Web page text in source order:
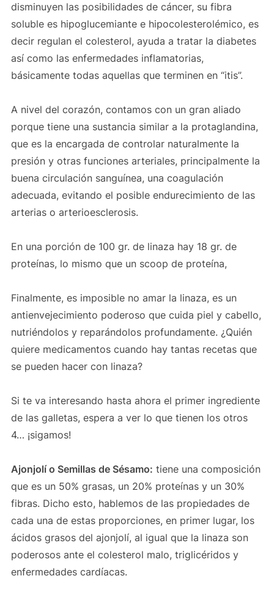
disminuyen las posibilidades de cáncer, su fibra
soluble es hipoglucemiante e hipocolesterolémico, es
decir regulan el colesterol, ayuda a tratar la diabetes
así como las enfermedades inflamatorias,
básicamente todas aquellas que terminen en “itis”.
A nivel del corazón, contamos con un gran aliado
porque tiene una sustancia similar a la protaglandina,
que es la encargada de controlar naturalmente la
presión y otras funciones arteriales, principalmente la
buena circulación sanguínea, una coagulación
adecuada, evitando el posible endurecimiento de las
arterias o arterioesclerosis.
En una porción de 100 gr. de linaza hay 18 gr. de
proteínas, lo mismo que un scoop de proteína,
Finalmente, es imposible no amar la linaza, es un
antienvejecimiento poderoso que cuida piel y cabello,
nutriéndolos y reparándolos profundamente. ¿Quién
quiere medicamentos cuando hay tantas recetas que
se pueden hacer con linaza?
Si te va interesando hasta ahora el primer ingrediente
de las galletas, espera a ver lo que tienen los otros
4… ¡sigamos!
Ajonjolí o Semillas de Sésamo: tiene una composición
que es un 50% grasas, un 20% proteínas y un 30%
fibras. Dicho esto, hablemos de las propiedades de
cada una de estas proporciones, en primer lugar, los
ácidos grasos del ajonjolí, al igual que la linaza son
poderosos ante el colesterol malo, triglicéridos y
enfermedades cardíacas.